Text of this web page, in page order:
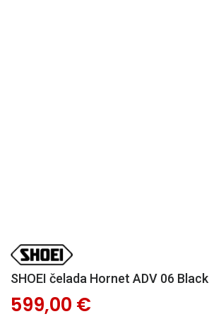
SHOEI čelada Hornet ADV 06 Black
599,00 €